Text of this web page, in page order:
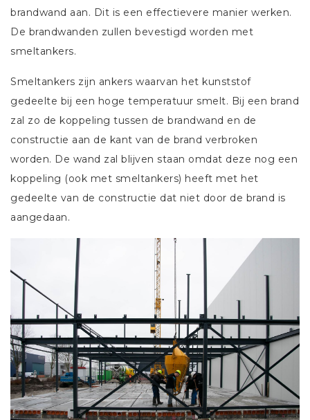
brandwand aan. Dit is een effectievere manier werken.
De brandwanden zullen bevestigd worden met
smeltankers.
Smeltankers zijn ankers waarvan het kunststof
gedeelte bij een hoge temperatuur smelt. Bij een brand
zal zo de koppeling tussen de brandwand en de
constructie aan de kant van de brand verbroken
worden. De wand zal blijven staan omdat deze nog een
koppeling (ook met smeltankers) heeft met het
gedeelte van de constructie dat niet door de brand is
aangedaan.